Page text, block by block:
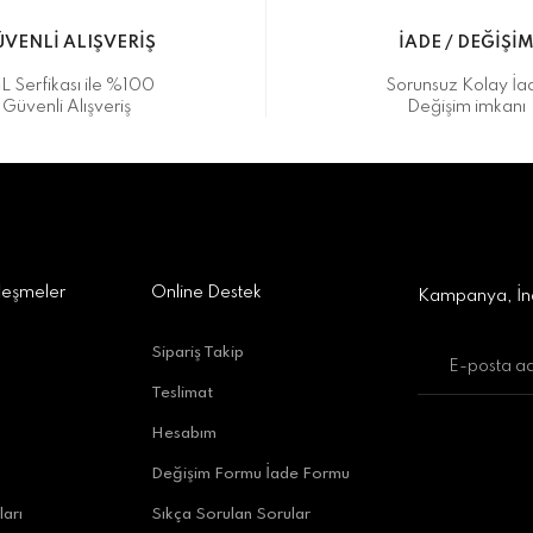
Antalya
ALIŞVERİŞ
Serfikası ile %100
Güvenli Alışveriş
İADE / DEĞİŞİM
Sorunsuz Kolay
Değişim imkanı
Online Destek
Sipariş Takip
Teslimat
Hesabım
Değişim Formu İade Formu
Sıkça Sorulan Sorular
Kampanya,